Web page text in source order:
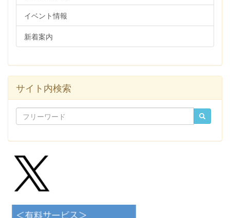
イベント情報
新着案内
サイト内検索